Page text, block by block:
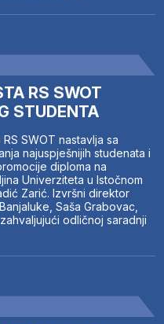
RS SWOT
STUDENTA
SWOT nastavlja sa
najuspješnijih studenata i
diploma na
Univerziteta u Istočnom
Zarić. Izvršni direktor
Saša Grabovac,
odličnoj saradnji